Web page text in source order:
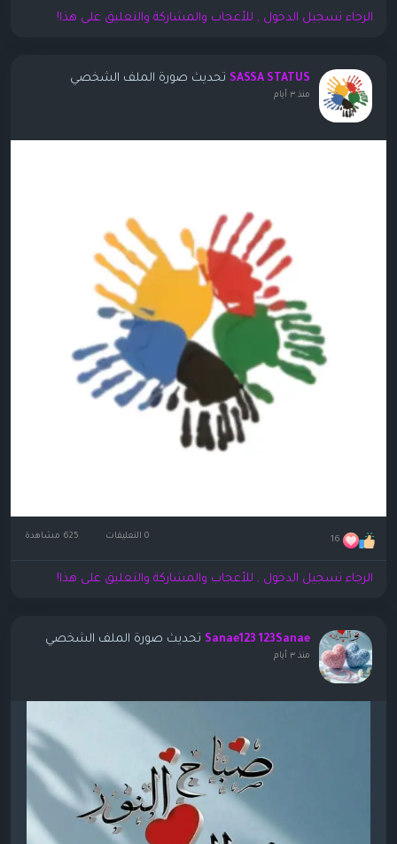
الرجاء تسجيل الدخول , للأعجاب والمشاركة والتعليق على هذا!
SASSA STATUS تحديث صورة الملف الشخصي
منذ ٣ أيام
16 0 التعليقات
الرجاء تسجيل الدخول , للأعجاب والمشاركة والتعليق على هذا!
Sanae123 123Sanae تحديث صورة الملف الشخصي
منذ ٣ أيام